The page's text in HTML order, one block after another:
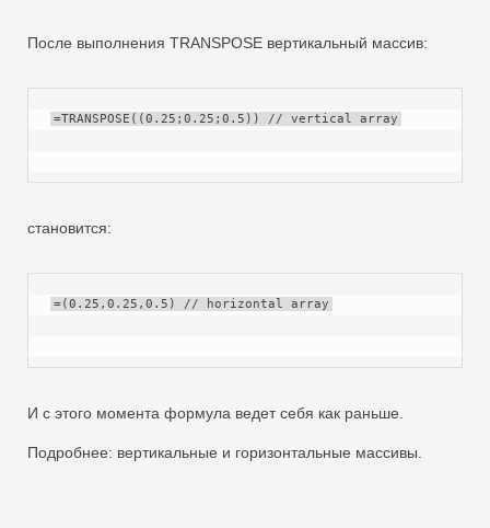
После выполнения TRANSPOSE вертикальный массив:
=TRANSPOSE((0.25;0.25;0.5)) // vertical array
становится:
=(0.25,0.25,0.5) // horizontal array
И с этого момента формула ведет себя как раньше.
Подробнее: вертикальные и горизонтальные массивы.